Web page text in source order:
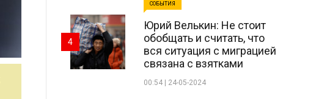
СОБЫТИЯ
Юрий Велькин: Не стоит
обобщать и считать, что
вся ситуация с миграцией
связана с взятками
00:54 | 24-05-2024
4